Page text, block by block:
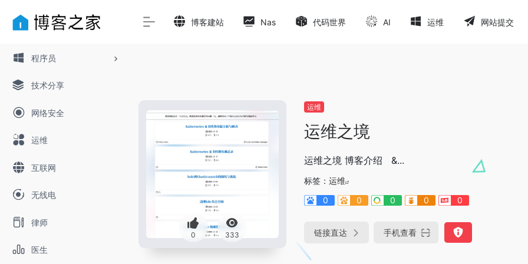
程序员
技术分享
网络安全
运维
互联网
无线电
律师
医生
博客建站 Nas 代码世界 AI 运维 网站提交
0 333
运维
运维之境
运维之境 博客介绍 &...
标签： 运维
0
0 0 0 0
链接直达 手机查看